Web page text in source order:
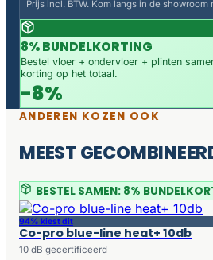
Prijs incl. BTW. Kom langs in de showroom
8% BUNDELKORTING
Bestel vloer + ondervloer + plinten
korting op het totaal.
-8%
ANDEREN KOZEN OOK
MEEST
BESTEL SAMEN: 8%
94% kiest dit
Co-pro blue-line heat+ 10db
10 dB gecertificeerd